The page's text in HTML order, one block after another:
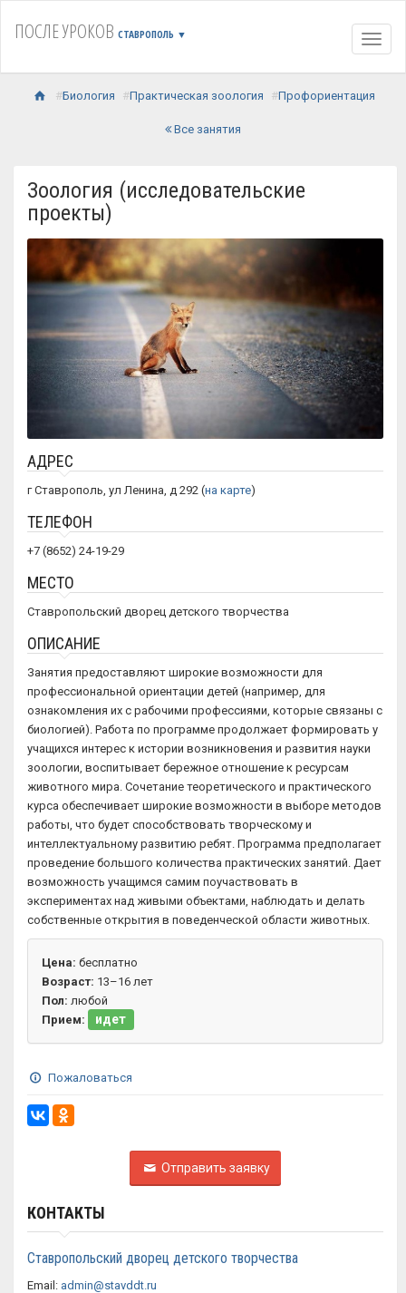
ПОСЛЕ УРОКОВ СТАВРОПОЛЬ ▼
Биология Практическая зоология Профориентация
Все занятия
Зоология (исследовательские
проекты)
АДРЕС
г Ставрополь, ул Ленина, д 292 (на карте)
ТЕЛЕФОН
+7 (8652) 24-19-29
МЕСТО
Ставропольский дворец детского творчества
ОПИСАНИЕ
Занятия предоставляют широкие возможности для
профессиональной ориентации детей (например, для
ознакомления их с рабочими профессиями, которые связаны с
биологией). Работа по программе продолжает формировать у
учащихся интерес к истории возникновения и развития науки
зоологии, воспитывает бережное отношение к ресурсам
животного мира. Сочетание теоретического и практического
курса обеспечивает широкие возможности в выборе методов
работы, что будет способствовать творческому и
интеллектуальному развитию ребят. Программа предполагает
проведение большого количества практических занятий. Дает
возможность учащимся самим поучаствовать в
экспериментах над живыми объектами, наблюдать и делать
собственные открытия в поведенческой области животных.
Цена: бесплатно
Возраст: 13–16 лет
Пол: любой
Прием:
идет
Пожаловаться
Отправить заявку
КОНТАКТЫ
Ставропольский дворец детского творчества
Email: admin@stavddt.ru